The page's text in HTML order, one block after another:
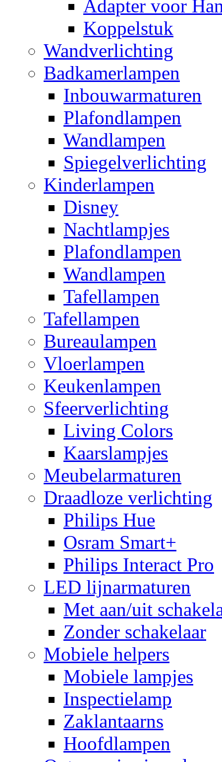
Adapter voor
Koppelstuk
Wandverlichting
Badkamerlampen
Inbouwarmaturen
Plafondlampen
Wandlampen
Spiegelverlichting
Kinderlampen
Disney
Nachtlampjes
Plafondlampen
Wandlampen
Tafellampen
Tafellampen
Bureaulampen
Vloerlampen
Keukenlampen
Sfeerverlichting
Living Colors
Kaarslampjes
Meubelarmaturen
Draadloze verlichting
Philips Hue
Osram Smart+
Philips Interact Pro
LED lijnarmaturen
Met aan/uit
Zonder schakelaar
Mobiele helpers
Mobiele lampjes
Inspectielamp
Zaklantaarns
Hoofdlampen